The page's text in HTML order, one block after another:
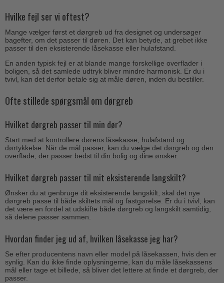
Hvilke fejl ser vi oftest?
Mange vælger først et dørgreb ud fra designet og undersøger
bagefter, om det passer til døren. Det kan betyde, at grebet ikke
passer til den eksisterende låsekasse eller hulafstand.
En anden typisk fejl er at blande mange forskellige overflader i
boligen, så det samlede udtryk bliver mindre harmonisk. Er du i
tvivl, kan det derfor betale sig at måle døren, inden du bestiller.
Ofte stillede spørgsmål om dørgreb
Hvilket dørgreb passer til min dør?
Start med at kontrollere dørens låsekasse, hulafstand og
dørtykkelse. Når de mål passer, kan du vælge det dørgreb og den
overflade, der passer bedst til din bolig og dine ønsker.
Hvilket dørgreb passer til mit eksisterende langskilt?
Ønsker du at genbruge dit eksisterende langskilt, skal det nye
dørgreb passe til både skiltets mål og fastgørelse. Er du i tvivl, kan
det være en fordel at udskifte både dørgreb og langskilt samtidig,
så delene passer sammen.
Hvordan finder jeg ud af, hvilken låsekasse jeg har?
Se efter producentens navn eller model på låsekassen, hvis den er
synlig. Kan du ikke finde oplysningerne, kan du måle låsekassens
mål eller tage et billede, så bliver det lettere at finde et dørgreb, der
passer.